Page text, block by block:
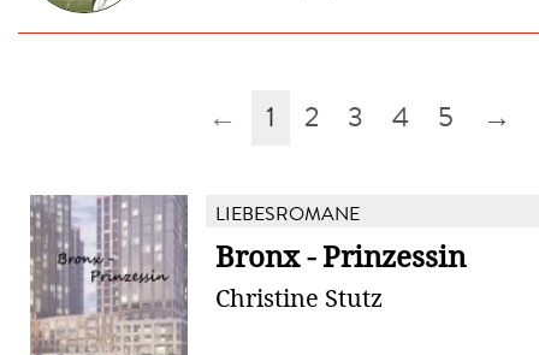
← 1 2 3 4 5 →
LIEBESROMANE
Bronx - Prinzessin
Christine Stutz